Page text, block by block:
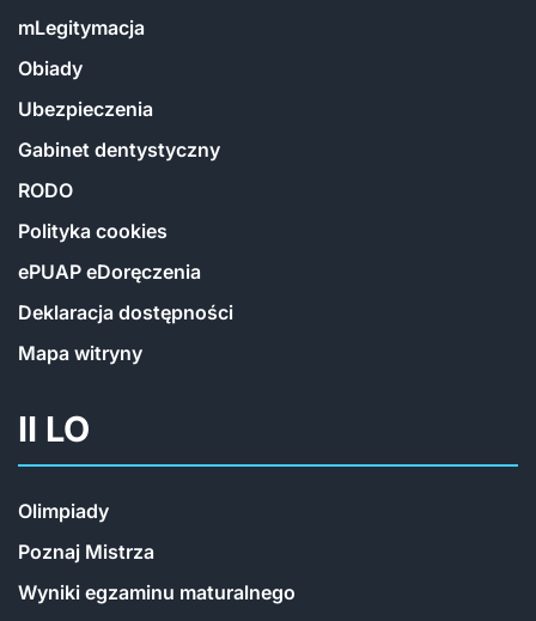
mLegitymacja
Obiady
Ubezpieczenia
Gabinet dentystyczny
RODO
Polityka cookies
ePUAP eDoręczenia
Deklaracja dostępności
Mapa witryny
II LO
Olimpiady
Poznaj Mistrza
Wyniki egzaminu maturalnego